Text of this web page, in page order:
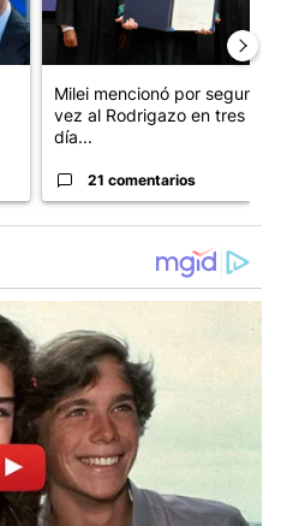
Milei mencionó por segunda
vez al Rodrigazo en tres
día...
21 comentarios